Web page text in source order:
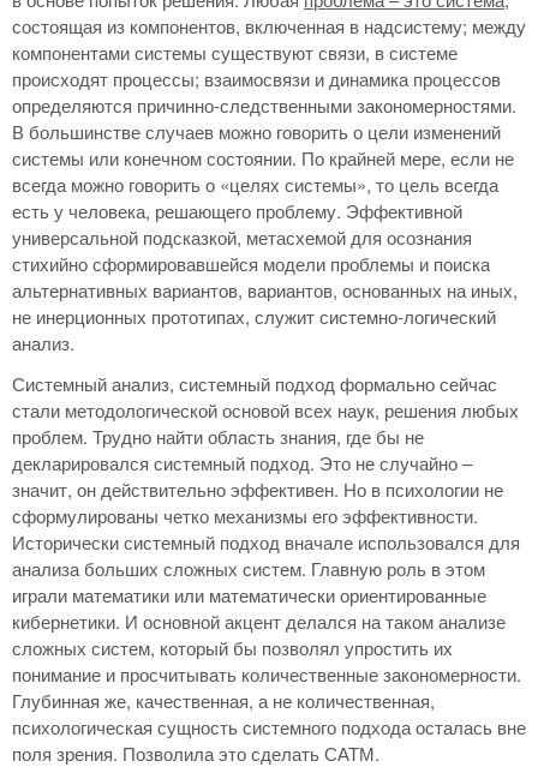
состоящая из компонентов, включенная в надсистему; между
компонентами системы существуют связи, в системе
происходят процессы; взаимосвязи и динамика процессов
определяются причинно-следственными закономерностями.
В большинстве случаев можно говорить о цели изменений
системы или конечном состоянии. По крайней мере, если не
всегда можно говорить о «целях системы», то цель всегда
есть у человека, решающего проблему. Эффективной
универсальной подсказкой, метасхемой для осознания
стихийно сформировавшейся модели проблемы и поиска
альтернативных вариантов, вариантов, основанных на иных,
не инерционных прототипах, служит системно-логический
анализ.
Системный анализ, системный подход формально сейчас
стали методологической основой всех наук, решения любых
проблем. Трудно найти область знания, где бы не
декларировался системный подход. Это не случайно –
значит, он действительно эффективен. Но в психологии не
сформулированы четко механизмы его эффективности.
Исторически системный подход вначале использовался для
анализа больших сложных систем. Главную роль в этом
играли математики или математически ориентированные
кибернетики. И основной акцент делался на таком анализе
сложных систем, который бы позволял упростить их
понимание и просчитывать количественные закономерности.
Глубинная же, качественная, а не количественная,
психологическая сущность системного подхода осталась вне
поля зрения. Позволила это сделать САТМ.